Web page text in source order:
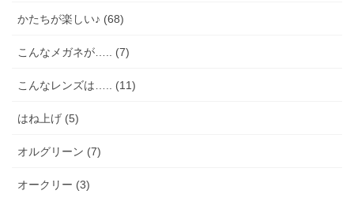
かたちが楽しい♪ (68)
こんなメガネが….. (7)
こんなレンズは….. (11)
はね上げ (5)
オルグリーン (7)
オークリー (3)